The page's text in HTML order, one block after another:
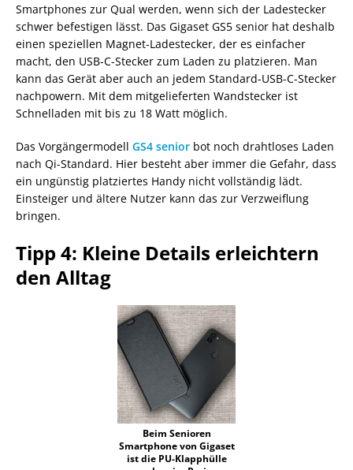
Smartphones zur Qual werden, wenn sich der Ladestecker
schwer befestigen lässt. Das Gigaset GS5 senior hat deshalb
einen speziellen Magnet-Ladestecker, der es einfacher
macht, den USB-C-Stecker zum Laden zu platzieren. Man
kann das Gerät aber auch an jedem Standard-USB-C-Stecker
nachpowern. Mit dem mitgelieferten Wandstecker ist
Schnelladen mit bis zu 18 Watt möglich.
Das Vorgängermodell GS4 senior bot noch drahtloses Laden
nach Qi-Standard. Hier besteht aber immer die Gefahr, dass
ein ungünstig platziertes Handy nicht vollständig lädt.
Einsteiger und ältere Nutzer kann das zur Verzweiflung
bringen.
Tipp 4: Kleine Details erleichtern
den Alltag
Beim Senioren
Smartphone von Gigaset
ist die PU-Klapphülle